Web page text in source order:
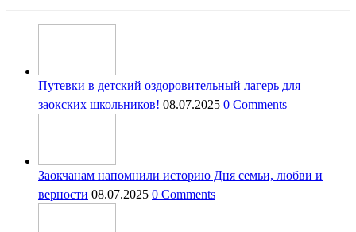
Путевки в детский оздоровительный лагерь для
заокских школьников! 08.07.2025 0 Comments
Заокчанам напомнили историю Дня семьи, любви и
верности 08.07.2025 0 Comments